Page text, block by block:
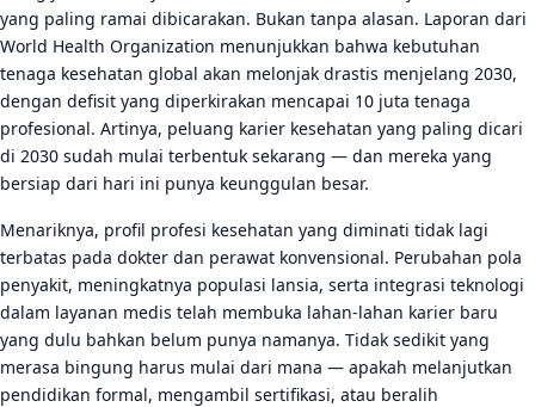
Tenaga Kesehatan Mental dan Psikiater Klinis
Spesialis Informasi dan Data Kesehatan
Spesialisasi Baru yang Akan Mendefinisikan Ulang Karier
Kesehatan
Perawat Gerontologi dan Spesialis Perawatan Lansia
Ahli Gizi Klinis dan Nutrisionis Fungsional
Kesimpulan
FAQ
Apakah semua profesi kesehatan masa depan ini
membutuhkan gelar dokter?
yang paling ramai dibicarakan. Bukan tanpa alasan. Laporan dari
World Health Organization menunjukkan bahwa kebutuhan
tenaga kesehatan global akan melonjak drastis menjelang 2030,
dengan defisit yang diperkirakan mencapai 10 juta tenaga
profesional. Artinya, peluang karier kesehatan yang paling dicari
di 2030 sudah mulai terbentuk sekarang — dan mereka yang
bersiap dari hari ini punya keunggulan besar.
Menariknya, profil profesi kesehatan yang diminati tidak lagi
terbatas pada dokter dan perawat konvensional. Perubahan pola
penyakit, meningkatnya populasi lansia, serta integrasi teknologi
dalam layanan medis telah membuka lahan-lahan karier baru
yang dulu bahkan belum punya namanya. Tidak sedikit yang
merasa bingung harus mulai dari mana — apakah melanjutkan
pendidikan formal, mengambil sertifikasi, atau beralih